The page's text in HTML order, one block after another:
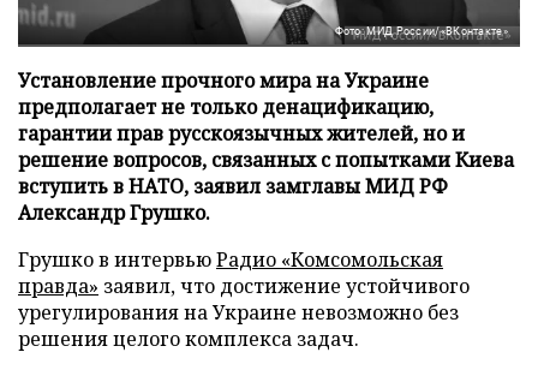
Фото: МИД России/«ВКонтакте»
Установление прочного мира на Украине
предполагает не только денацификацию,
гарантии прав русскоязычных жителей, но и
решение вопросов, связанных с попытками Киева
вступить в НАТО, заявил замглавы МИД РФ
Александр Грушко.
Грушко в интервьюРадио «Комсомольская
правда» заявил, что достижение устойчивого
урегулирования на Украине невозможно без
решения целого комплекса задач.